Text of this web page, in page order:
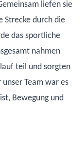
liefen sie
Strecke durch die
das sportliche
nahmen
teil und sorgten
Team war es
Bewegung und